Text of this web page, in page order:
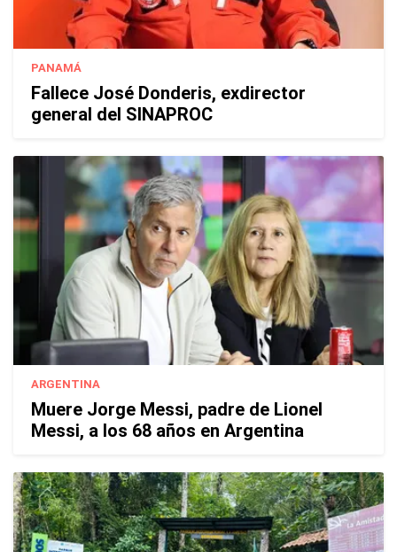
PANAMÁ
Fallece José Donderis, exdirector
general del SINAPROC
ARGENTINA
Muere Jorge Messi, padre de Lionel
Messi, a los 68 años en Argentina